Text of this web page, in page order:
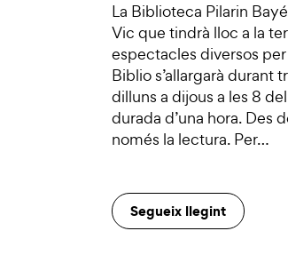
La Biblioteca Pilarin
Vic que tindrà lloc a la
espectacles diversos per
Biblio s’allargarà durant
dilluns a dijous a les 8
durada d’una hora. Des
només la lectura. Per…
Segueix llegint